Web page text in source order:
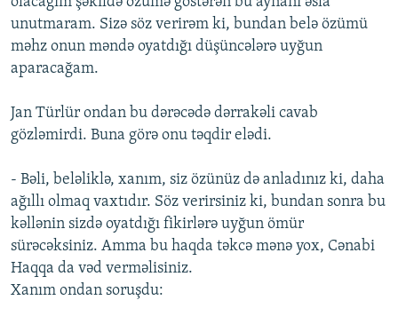
unutmaram. Sizə söz verirəm ki, bundan belə özümü
məhz onun məndə oyatdığı düşüncələrə uyğun
aparacağam.
Jan Türlür ondan bu dərəcədə dərrakəli cavab
gözləmirdi. Buna görə onu təqdir elədi.
- Bəli, beləliklə, xanım, siz özünüz də anladınız ki, daha
ağıllı olmaq vaxtıdır. Söz verirsiniz ki, bundan sonra bu
kəllənin sizdə oyatdığı fikirlərə uyğun ömür
sürəcəksiniz. Amma bu haqda təkcə mənə yox, Cənabi
Haqqa da vəd verməlisiniz.
Xanım ondan soruşdu: